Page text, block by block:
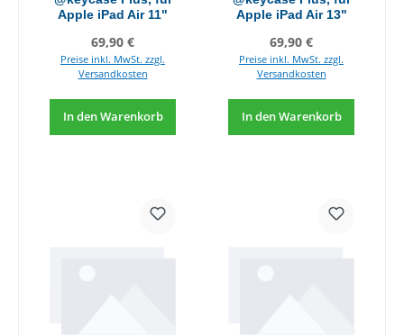
Apple iPad Air 11"
Regulärer Preis:
69,90 €
Preise inkl. MwSt. zzgl.
Versandkosten
In den Warenkorb
Apple iPad Air 13"
Regulärer Preis:
69,90 €
Preise inkl. MwSt. zzgl.
Versandkosten
In den Warenkorb